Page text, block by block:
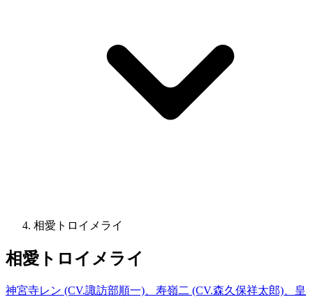
相愛トロイメライ
相愛トロイメライ
神宮寺レン (CV.諏訪部順一)、寿嶺二 (CV.森久保祥太郎)、皇